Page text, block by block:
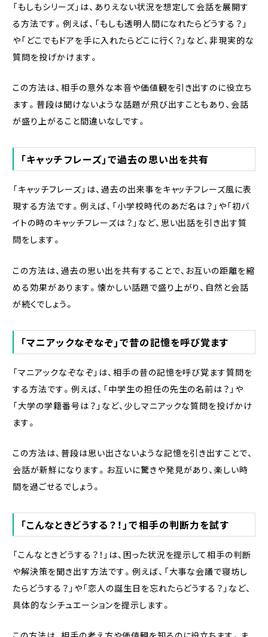
「もしもシリーズ」は、ありえない状況を想定して会話を展開す
る方法です。例えば、「もしも透明人間になれたらどうする？」
や「どこでもドアを手に入れたらどこに行く？」など、非現実的な
質問を投げかけます。
この方法は、相手の意外な本音や価値観を引き出すのに役立ち
ます。普段は聞けないような話題が飛び出すこともあり、会話
が盛り上がること間違いなしです。
「キャッチフレーズ」で過去の思い出を共有
「キャッチフレーズ」は、過去の出来事をキャッチフレーズ風に表
現する方法です。例えば、「小学校時代のあだ名は？」や「初バ
イトの時のキャッチフレーズは？」など、思い出話を引き出す質
問をします。
この方法は、過去の思い出を共有することで、お互いの距離を縮
める効果があります。懐かしい話題で盛り上がり、自然と会話
が続くでしょう。
「マニアックなぞなぞ」で昔の記憶を呼び覚ます
「マニアックなぞなぞ」は、相手の昔の記憶を呼び覚ます質問を
する方法です。例えば、「中学生の担任の先生の名前は？」や
「大学の学籍番号は？」など、少しマニアックな質問を投げかけ
ます。
この方法は、普段は思い出さないような記憶を引き出すことで、
会話が新鮮になります。お互いに驚きや発見があり、楽しい時
間を過ごせるでしょう。
「こんなときどうする？！」で相手の判断力を試す
「こんなときどうする？！」は、困った状況を提示して相手の判断
や解決策を聞き出す方法です。例えば、「大事な会議で寝坊し
たらどうする？」や「恋人の誕生日を忘れたらどうする？」など、
具体的なシチュエーションを提示します。